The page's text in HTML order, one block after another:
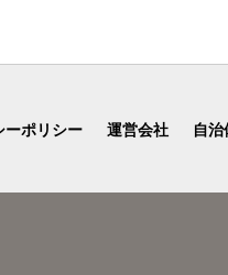
ーポリシー 運営会社 自